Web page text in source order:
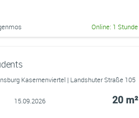
Online: 1 Stunde
Kasernenviertel | Landshuter Straße 105
15.09.2026 20 m²